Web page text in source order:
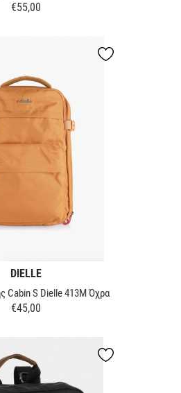
Τιμή
€55,00
DIELLE
Cabin S Dielle 413M Όχρα
Τιμή
€45,00